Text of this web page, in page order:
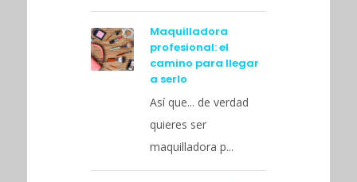
Maquilladora
profesional: el
camino para llegar
a serlo
Así que... de verdad
quieres ser
maquilladora p...